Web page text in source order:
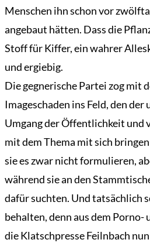
Menschen ihn schon vor
angebaut hätten. Dass die
Stoff für Kiffer, ein wahrer
und ergiebig.
Die gegnerische Partei zog mit
Imageschaden ins Feld, den
Umgang der Öffentlichkeit und
mit dem Thema mit sich
sie es zwar nicht formulieren,
während sie an den
dafür suchten. Und tatsächlich
behalten, denn aus dem
die Klatschpresse Feilnbach